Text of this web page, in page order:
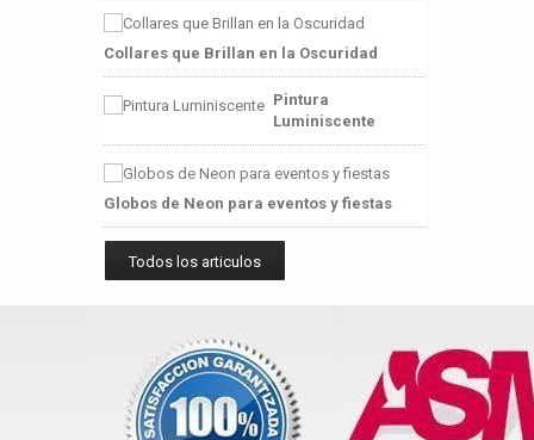
Collares que Brillan en la Oscuridad
Pintura
Luminiscente
Globos de Neon para eventos y fiestas
Todos los articulos